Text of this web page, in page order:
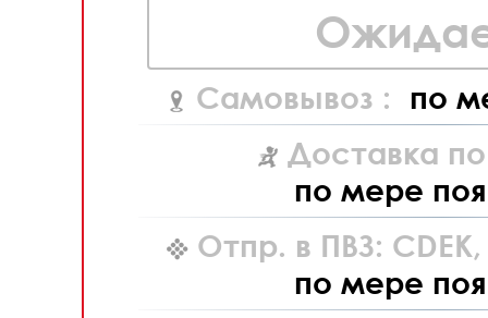
Самовывоз : по
Доставка
по мере
Отпр. в ПВЗ: CDEK,
по мере